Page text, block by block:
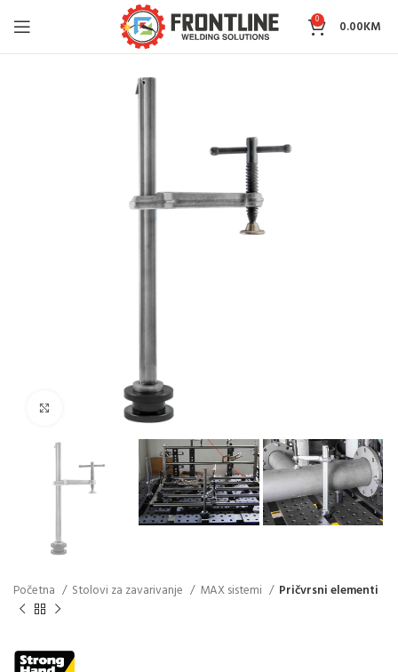
0 0.00KM
Click to enlarge
Početna Stolovi za zavarivanje MAX sistemi Pričvrsni elementi